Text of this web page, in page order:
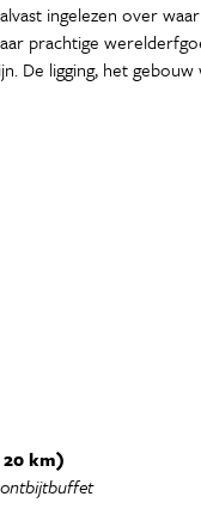
ingelezen over
prachtige
De ligging, het
20 km)